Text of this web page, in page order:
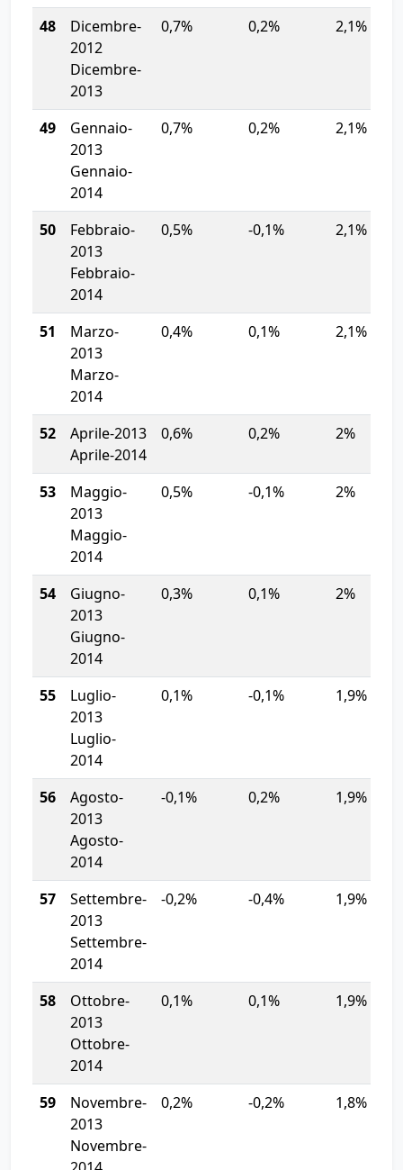
48
Dicembre-
2012
Dicembre-
2013
0,7% 0,2% 2,1%
49
Gennaio-
2013
Gennaio-
2014
0,7% 0,2% 2,1%
50
Febbraio-
2013
Febbraio-
2014
0,5% -0,1% 2,1%
51
Marzo-
2013
Marzo-
2014
0,4% 0,1% 2,1%
52
Aprile-2013
Aprile-2014
0,6% 0,2% 2%
53
Maggio-
2013
Maggio-
2014
0,5% -0,1% 2%
54
Giugno-
2013
Giugno-
2014
0,3% 0,1% 2%
55
Luglio-
2013
Luglio-
2014
0,1% -0,1% 1,9%
56
Agosto-
2013
Agosto-
2014
-0,1% 0,2% 1,9%
57
Settembre-
2013
Settembre-
2014
-0,2% -0,4% 1,9%
58
Ottobre-
2013
Ottobre-
2014
0,1% 0,1% 1,9%
59
Novembre-
2013
Novembre-
0,2% -0,2% 1,8%